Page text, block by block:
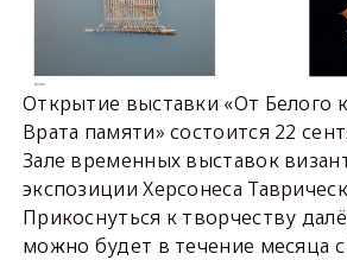
Открытие выставки «От Белого
Врата памяти» состоится 22
Зале временных выставок
экспозиции Херсонеса
Прикоснуться к творчеству
можно будет в течение месяца с